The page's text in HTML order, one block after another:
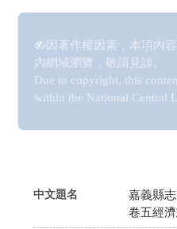
因著作權因素，本項內
內網域瀏覽，敬請見諒。
Due to copyright, this
within the National Central
中文題名
嘉義縣志
卷五經